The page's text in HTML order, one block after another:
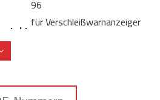
96
für Verschleißwarnanzeiger
24289 24290